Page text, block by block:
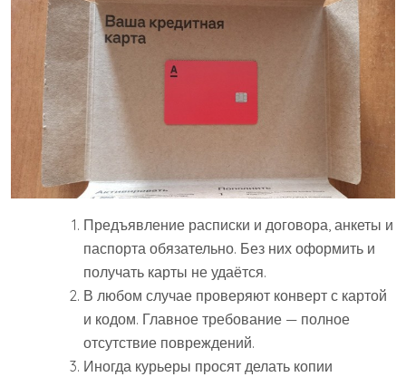
Предъявление расписки и договора, анкеты и
паспорта обязательно. Без них оформить и
получать карты не удаётся.
В любом случае проверяют конверт с картой
и кодом. Главное требование — полное
отсутствие повреждений.
Иногда курьеры просят делать копии